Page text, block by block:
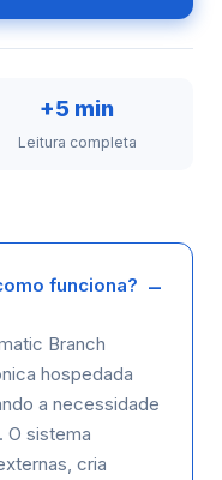
+5 min
Leitura completa
funciona?
Branch
hospedada
a necessidade
O sistema
cria